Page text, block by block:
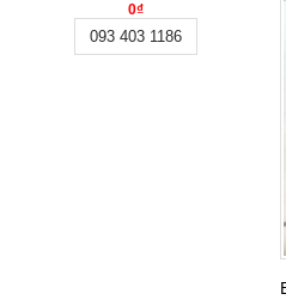
0₫
093 403 1186